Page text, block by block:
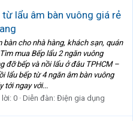
từ lẩu âm bàn vuông giá rẻ
cho nhà hàng, khách sạn, quán
mua Bếp lẩu 2 ngăn vuông
đỡ bếp và nồi lẩu ở đâu TPHCM –
lẩu bếp từ 4 ngăn âm bàn vuông
tới ngay với...
lời: 0 Diễn đàn: Điện gia dụng